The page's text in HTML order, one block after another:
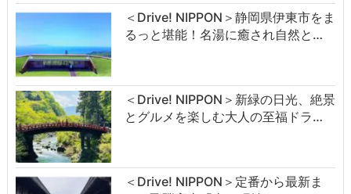
＜Drive! NIPPON＞静岡県伊東市をま
るっと堪能！名湯に癒され自然と…
＜Drive! NIPPON＞新緑の日光、絶景
とグルメを楽しむ大人の至福ドラ…
＜Drive! NIPPON＞定番から最新ま